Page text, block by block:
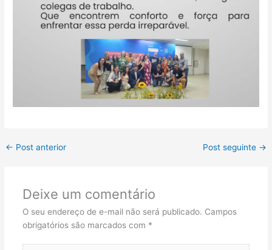
← Post anterior Post seguinte →
Deixe um comentário
O seu endereço de e-mail não será publicado. Campos
obrigatórios são marcados com *